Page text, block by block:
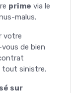
prime via le
malus.
votre
de bien
sinistre.
sur